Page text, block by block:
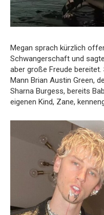
Megan sprach kürzlich
Schwangerschaft und
aber große Freude
Mann Brian Austin Green,
Sharna Burgess, bereits
eigenen Kind, Zane,